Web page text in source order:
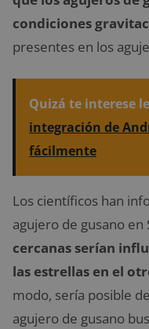
condiciones
presentes en los
Quizá te interese
integración de
fácilmente
Los científicos han
agujero de gusano en
cercanas serían
las estrellas en el
modo, sería posible
agujero de gusano